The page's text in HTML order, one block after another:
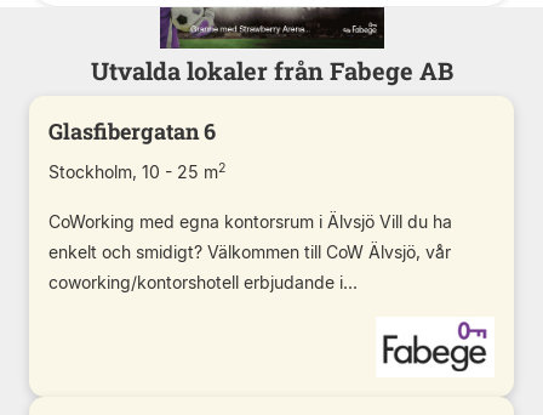
Utvalda lokaler från Fabege AB
Glasfibergatan 6
Stockholm, 10 - 25 m2
CoWorking med egna kontorsrum i Älvsjö Vill du ha
enkelt och smidigt? Välkommen till CoW Älvsjö, vår
coworking/kontorshotell erbjudande i...